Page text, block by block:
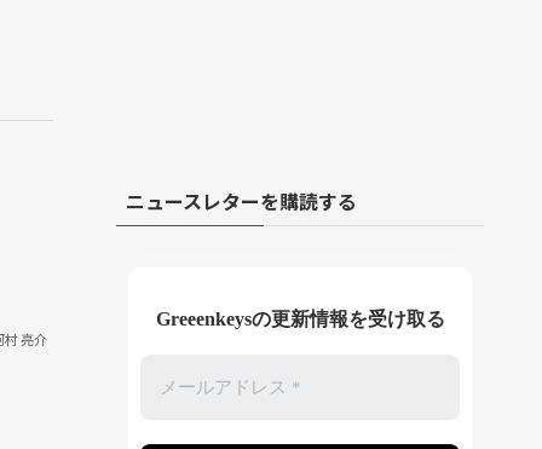
村 亮介
ニュースレターを購読する
Greeenkeysの更新情報を受け取る